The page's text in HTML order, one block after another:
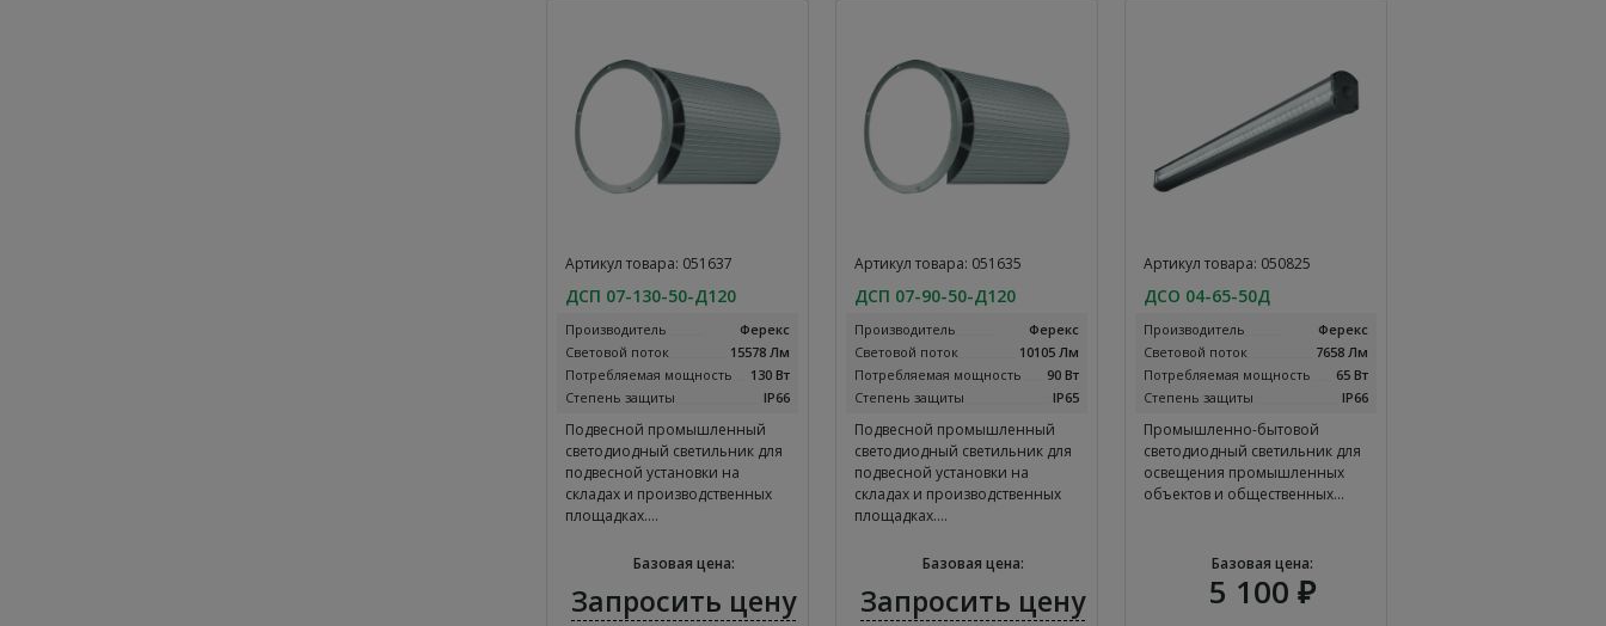
Артикул товара: 051637
ДСП 07-130-50-Д120
Производитель
Ферекс
Световой поток
15578 Лм
Потребляемая мощность
130 Вт
Степень защиты
IP66
Подвесной промышленный
светодиодный светильник для
подвесной установки на
складах и производственных
площадках.…
Базовая цена:
Запросить цену
Артикул товара: 051635
ДСП 07-90-50-Д120
Производитель
Ферекс
Световой поток
10105 Лм
Потребляемая мощность
90 Вт
Степень защиты
IP65
Подвесной промышленный
светодиодный светильник для
подвесной установки на
складах и производственных
площадках.…
Базовая цена:
Запросить цену
Артикул товара: 050825
ДСО 04-65-50Д
Производитель
Ферекс
Световой поток
7658 Лм
Потребляемая мощность
65 Вт
Степень защиты
IP66
Промышленно-бытовой
светодиодный светильник для
освещения промышленных
объектов и общественных…
Базовая цена:
5 100 ₽